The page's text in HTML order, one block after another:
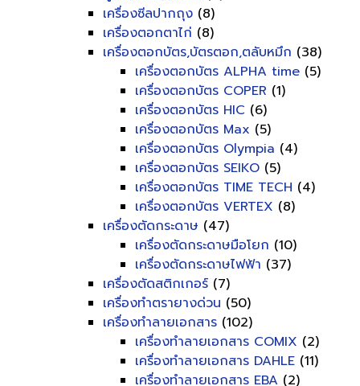
เครื่องซีลปากถุง (8)
เครื่องตอกตาไก่ (8)
เครื่องตอกบัตร,บัตรตอก,ตลับหมึก (38)
เครื่องตอกบัตร ALPHA time (5)
เครื่องตอกบัตร COPER (1)
เครื่องตอกบัตร HIC (6)
เครื่องตอกบัตร Max (5)
เครื่องตอกบัตร Olympia (4)
เครื่องตอกบัตร SEIKO (5)
เครื่องตอกบัตร TIME TECH (4)
เครื่องตอกบัตร VERTEX (8)
เครื่องตัดกระดาษ (47)
เครื่องตัดกระดาษมือโยก (10)
เครื่องตัดกระดาษไฟฟ้า (37)
เครื่องตัดสติกเกอร์ (7)
เครื่องทำตรายางด่วน (50)
เครื่องทำลายเอกสาร (102)
เครื่องทำลายเอกสาร COMIX (2)
เครื่องทำลายเอกสาร DAHLE (11)
เครื่องทำลายเอกสาร EBA (2)